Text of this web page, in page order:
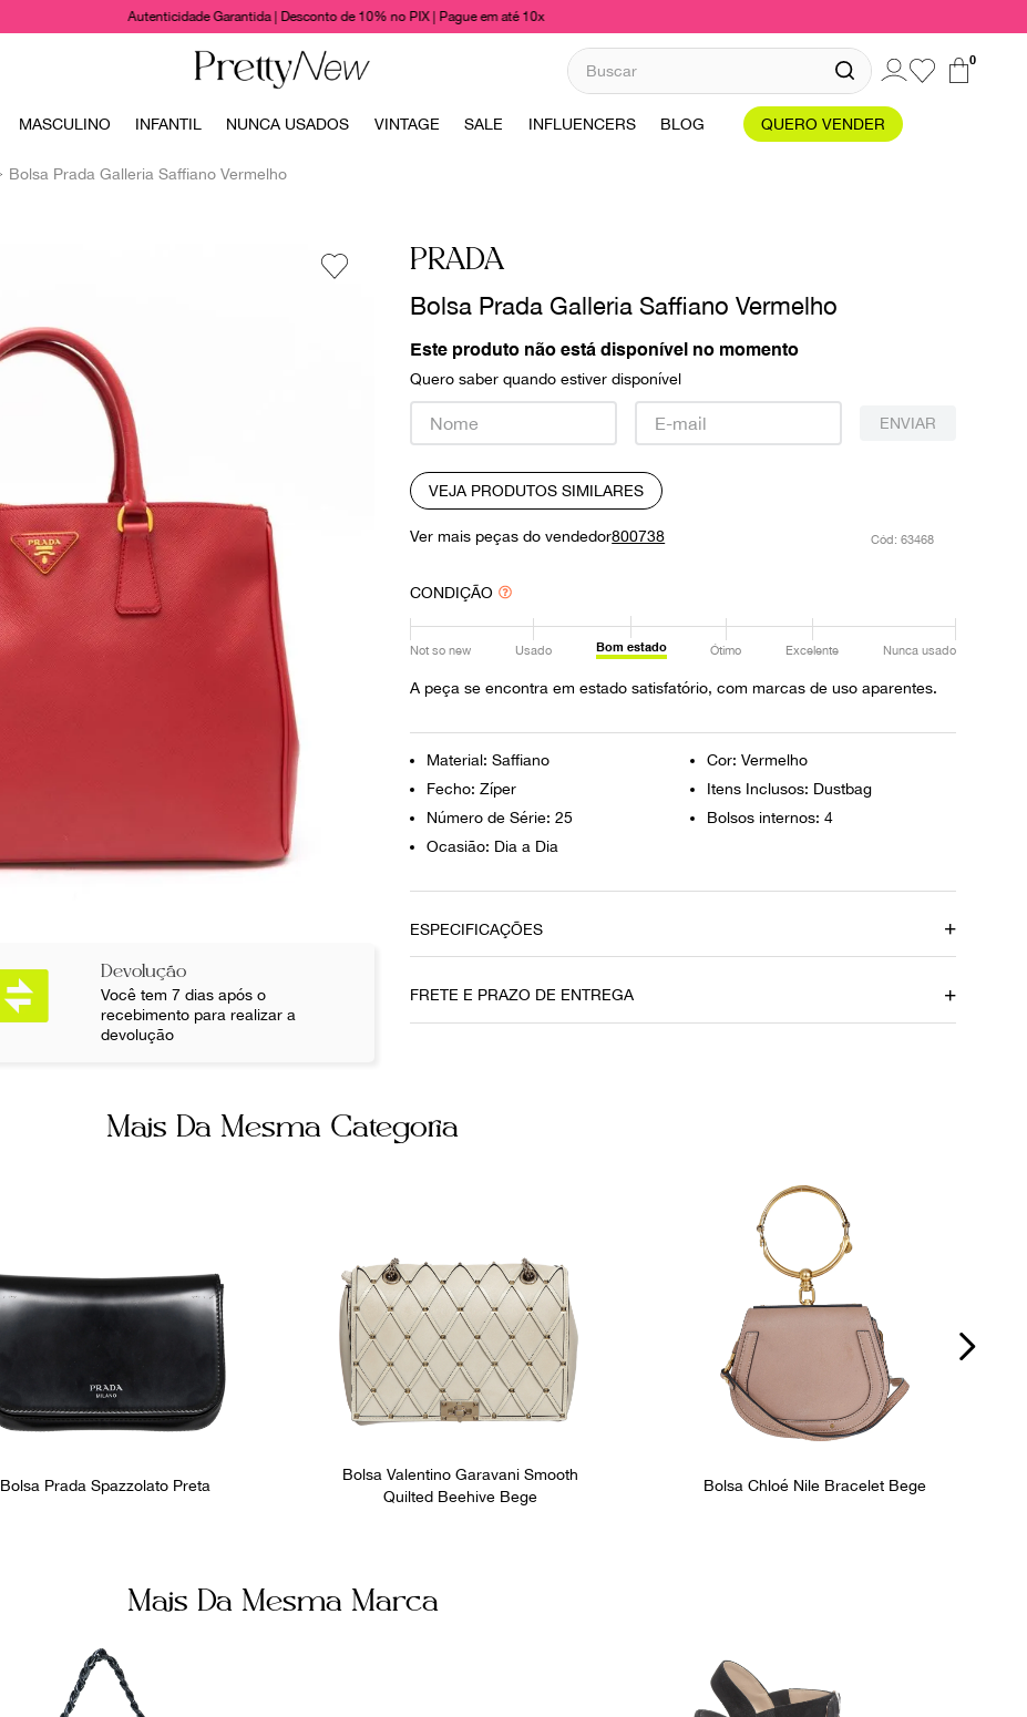
Autenticidade Garantida | Desconto de 10% no PIX | Pague em até 10x
Buscar
TERMOS MAIS BUSCADOS
7
8º
9
10º prada
0
MASCULINO INFANTIL NUNCA USADOS VINTAGE SALE INFLUENCERS BLOG QUERO VENDER
Bolsa Prada Galleria Saffiano Vermelho
Devolução
Você tem 7 dias após o
recebimento para realizar a
devolução
PRADA
Bolsa Prada Galleria Saffiano Vermelho
Este produto não está disponível no momento
Quero saber quando estiver disponível
ENVIAR
VEJA PRODUTOS SIMILARES
Ver mais peças do vendedor800738 : 63468
CONDIÇÃO
Not so new Usado Bom estado Ótimo Excelente Nunca usado
A peça se encontra em estado satisfatório, com marcas de uso aparentes.
Material: Saffiano
Cor: Vermelho
Fecho: Zíper
Itens Inclusos: Dustbag
Número de Série: 25
Bolsos internos: 4
Ocasião: Dia a Dia
ESPECIFICAÇÕES
10052021
Itens Inclusos
Fornecedor
FPNYBUF
Ocasião
Dia a Dia
FRETE E PRAZO DE ENTREGA
Mais Da Mesma Categoria
Bolsa Prada Spazzolato Preta
Bolsa Valentino Garavani Smooth
Quilted Beehive Bege
Bolsa Chloé Nile Bracelet Bege
Mais Da Mesma Marca